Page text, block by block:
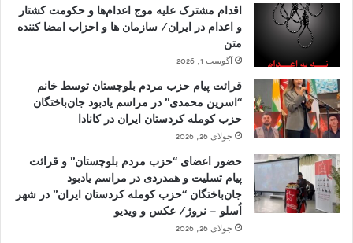
اقدام مشترک علیه موج اعدام‌ها و حکومت کشتار
و اعدام در ایران/ سازمان ها و احزاب امضا کننده
متن
آگوست 1, 2026
قرائت پیام حزب مردم بلوچستان توسط خانم
“اسرین محمدی” در مراسم یادبود جان‌باختگان
حزب کومله کردستان ایران در کانادا
جولای 26, 2026
حضور اعضای “حزب مردم بلوچستان” و قرائت
پیام تسلیت و همدردی در مراسم یادبود
جان‌باختگان “حزب کومله کردستان ایران” در شهر
اُسلو – نروژ/ عکس و ویدیو
جولای 26, 2026